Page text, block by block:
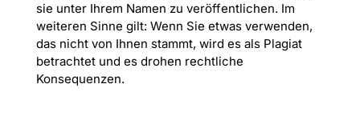
sie unter Ihrem Namen zu veröffentlichen. Im
weiteren Sinne gilt: Wenn Sie etwas verwenden,
das nicht von Ihnen stammt, wird es als Plagiat
betrachtet und es drohen rechtliche
Konsequenzen.